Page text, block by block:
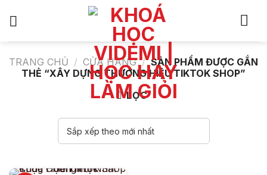
TRANG CHỦ / CỬA HÀNG / SẢN PHẨM ĐƯỢC GẮN
THẺ “XÂY DỰNG THƯƠNG HIỆU TIKTOK SHOP”
LỌC